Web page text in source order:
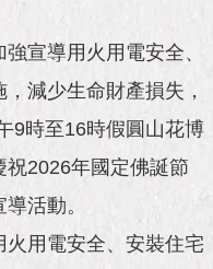
宣導用火用電安全、
減少生命財產損失，
9時至16時假圓山花博
2026年國定佛誕節
活動。
用電安全、安裝住宅